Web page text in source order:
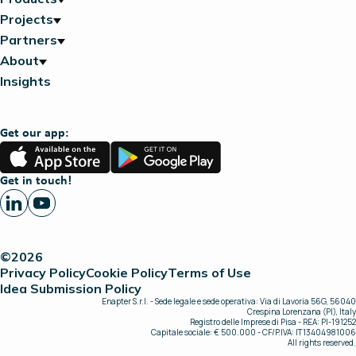
Projects
Partners
About
Insights
Get our app:
App
Store
Google
Play
Get in touch!
©2026
Privacy PolicyCookie PolicyTerms of Use
Idea Submission Policy
Enapter S.r.l. - Sede legale e sede operativa: Via di Lavoria 56G, 56040
Crespina Lorenzana (PI), Italy
Registro delle Imprese di Pisa - REA: PI-191252
Capitale sociale: € 500.000 - CF/P.IVA: IT13404981006
All rights reserved.